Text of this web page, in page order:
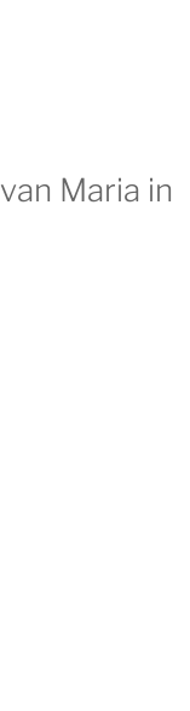
Maria in